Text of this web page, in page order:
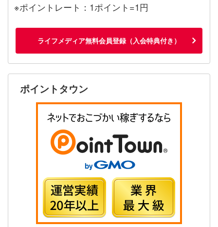
※ポイントレート：1ポイント=1円
ライフメディア無料会員登録（入会特典付き）
ポイントタウン